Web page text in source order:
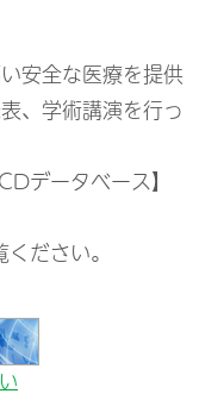
安全な医療を提供
、学術講演を行っ
データベース】
ください。